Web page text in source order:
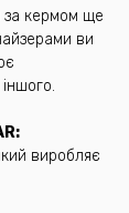
за кермом ще
ви
виробляє